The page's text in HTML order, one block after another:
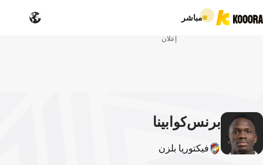
مباشر
إعلان
برنسكوابينا
فيكتوريا بلزن